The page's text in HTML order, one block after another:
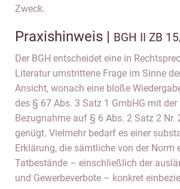
Zweck.
Praxishinweis | BGH II ZB
Der BGH entscheidet eine in
Literatur umstrittene Frage im Sinne
Ansicht, wonach eine bloße
des § 67 Abs. 3 Satz 1 GmbHG mit der
Bezugnahme auf § 6 Abs. 2 Satz 2 Nr.
genügt. Vielmehr bedarf es einer
Erklärung, die sämtliche von der Norm
Tatbestände – einschließlich der
und Gewerbeverbote – konkret